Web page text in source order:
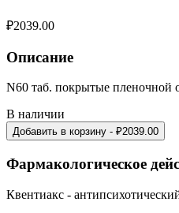
₽2039.00
Описание
N60 таб. покрытые
В наличии
Добавить в корзину - ₽2039.00
Фармакологическое
Квентиакс -